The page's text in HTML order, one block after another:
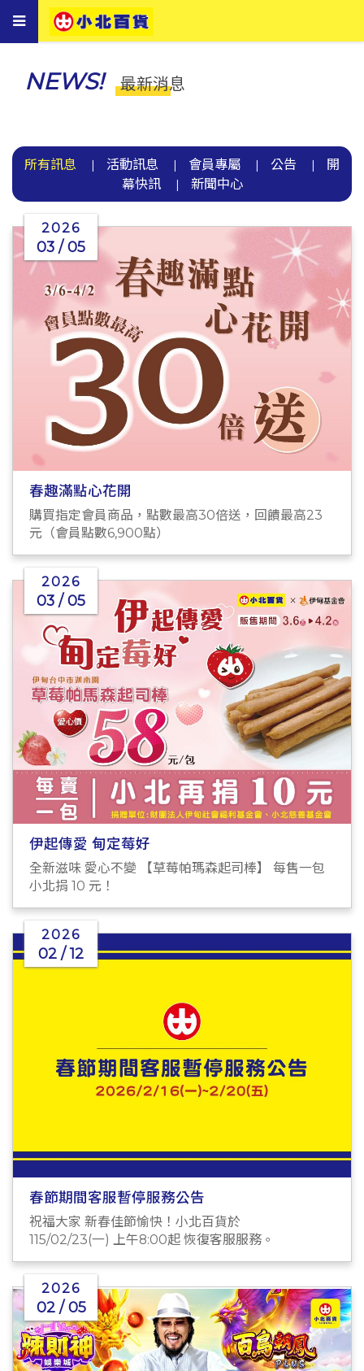
Toggle
navigation
NEWS! 最新消息
所有訊息 | 活動訊息 | 會員專屬 | 公告 |
開
幕快訊| 新聞中心
2026
03 / 05
春趣滿點心花開
購買指定會員商品，點數最高30倍送，回饋最高23
元（會員點數6,900點）
2026
03 / 05
伊起傳愛 甸定莓好
全新滋味 愛心不變 【草莓帕瑪森起司棒】 每售一包
小北捐 10 元！
2026
02 / 12
春節期間客服暫停服務公告
祝福大家 新春佳節愉快！小北百貨於
115/02/23(一) 上午8:00起 恢復客服服務。
2026
02 / 05